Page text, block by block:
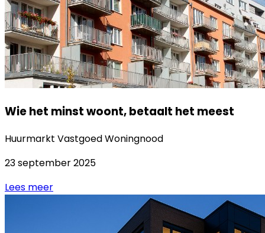
Wie het minst woont, betaalt het meest
Huurmarkt VastgoedWoningnood
23 september 2025
Lees meer